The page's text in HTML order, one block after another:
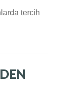
tercih